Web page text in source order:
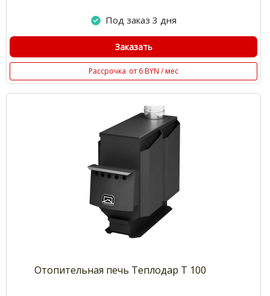
Под заказ 3 дня
Заказать
Рассрочка от 6 BYN / мес
Отопительная печь Теплодар Т 100